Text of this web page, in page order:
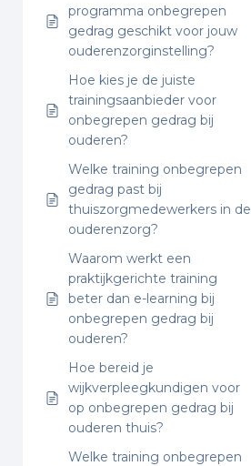
programma onbegrepen
gedrag geschikt voor jouw
ouderenzorginstelling?
Hoe kies je de juiste
trainingsaanbieder voor
onbegrepen gedrag bij
ouderen?
Welke training onbegrepen
gedrag past bij
thuiszorgmedewerkers in de
ouderenzorg?
Waarom werkt een
praktijkgerichte training
beter dan e-learning bij
onbegrepen gedrag bij
ouderen?
Hoe bereid je
wijkverpleegkundigen voor
op onbegrepen gedrag bij
ouderen thuis?
Welke training onbegrepen